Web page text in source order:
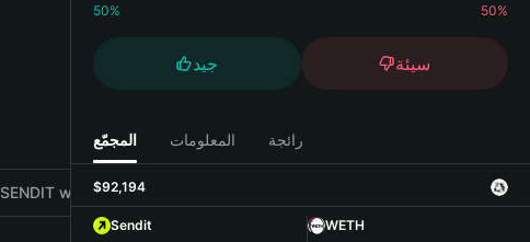
with Bitget Wallet
50% 50%
جيد سيئة
المجمّع المعلومات رائجة
$92,194
Sendit
WETH